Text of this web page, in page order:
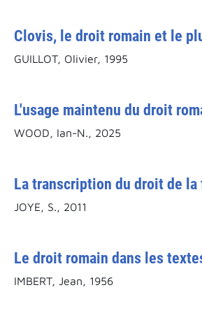
Clovis, le droit romain et le
GUILLOT, Olivier, 1995
L'usage maintenu du droit
WOOD, Ian-N., 2025
La transcription du droit de
JOYE, S., 2011
Le droit romain dans les
IMBERT, Jean, 1956